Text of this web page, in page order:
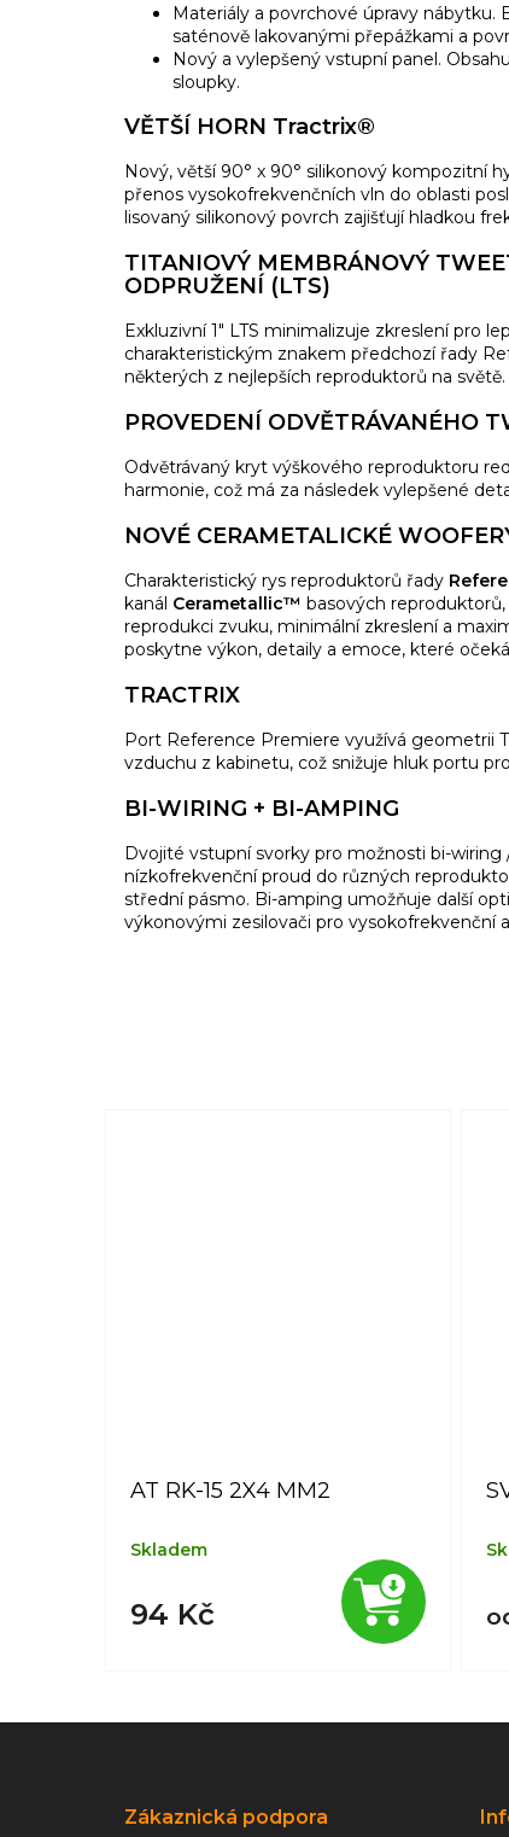
AT RK-15 2X4 MM2
Skladem
94 Kč
Materiály a povrchové úpravy
saténově lakovanými přepážkami a
Nový a vylepšený vstupní panel.
sloupky.
VĚTŠÍ HORN Tractrix®
Nový, větší 90° x 90° silikonový kompozitní
přenos vysokofrekvenčních vln do oblasti
lisovaný silikonový povrch zajišťují hladkou
TITANIOVÝ MEMBRÁNOVÝ
ODPRUŽENÍ (LTS)
Exkluzivní 1" LTS minimalizuje zkreslení pro
charakteristickým znakem předchozí řady
některých z nejlepších reproduktorů na světě.
PROVEDENÍ ODVĚTRÁVANÉHO
Odvětrávaný kryt výškového reproduktoru
harmonie, což má za následek vylepšené
NOVÉ CERAMETALICKÉ
Charakteristický rys reproduktorů řady
kanál Cerametallic™ basových
reprodukci zvuku, minimální zkreslení a
poskytne výkon, detaily a emoce, které
TRACTRIX
Port Reference Premiere využívá geometrii
vzduchu z kabinetu, což snižuje hluk portu
BI-WIRING + BI-AMPING
Dvojité vstupní svorky pro možnosti bi-
nízkofrekvenční proud do různých
střední pásmo. Bi-amping umožňuje další
výkonovými zesilovači pro vysokofrekvenční
Zákaznická podpora